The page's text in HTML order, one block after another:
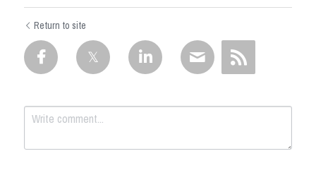
Return to site